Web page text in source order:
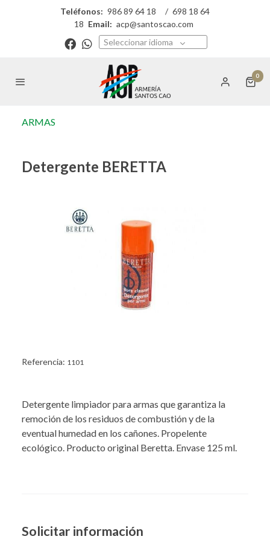
Teléfonos: 986 89 64 18 / 698 18 64
18 Email: acp@santoscao.com
Seleccionar idioma
0
ARMAS
Detergente BERETTA
Referencia: 1101
Detergente limpiador para armas que garantiza la
remoción de los residuos de combustión y de la
eventual humedad en los cañones. Propelente
ecológico. Producto original Beretta. Envase 125 ml.
Solicitar información